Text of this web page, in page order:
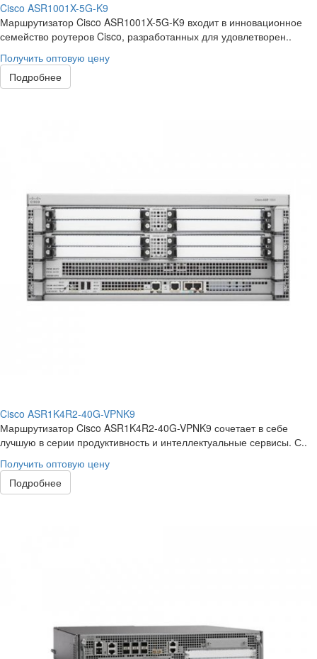
Cisco ASR1001X-5G-K9
Маршрутизатор Cisco ASR1001X-5G-K9 входит в инновационное
семейство роутеров Cisco, разработанных для удовлетворен..
Получить оптовую цену
Подробнее
Cisco ASR1K4R2-40G-VPNK9
Маршрутизатор Cisco ASR1K4R2-40G-VPNK9 сочетает в себе
лучшую в серии продуктивность и интеллектуальные сервисы. С..
Получить оптовую цену
Подробнее